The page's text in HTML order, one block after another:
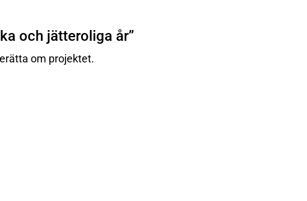
och jätteroliga år”
om projektet.